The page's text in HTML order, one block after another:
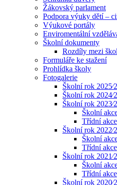
Žákovský parlament
Podpora výuky dětí –
Výukové portály
Enviromentální
Školní dokumenty
Rozdíly mezi
Formuláře ke stažení
Prohlídka školy
Fotogalerie
Školní rok
Školní rok
Školní rok
Školní
Třídní akce
Školní rok
Školní
Třídní akce
Školní rok
Školní
Třídní akce
Školní rok